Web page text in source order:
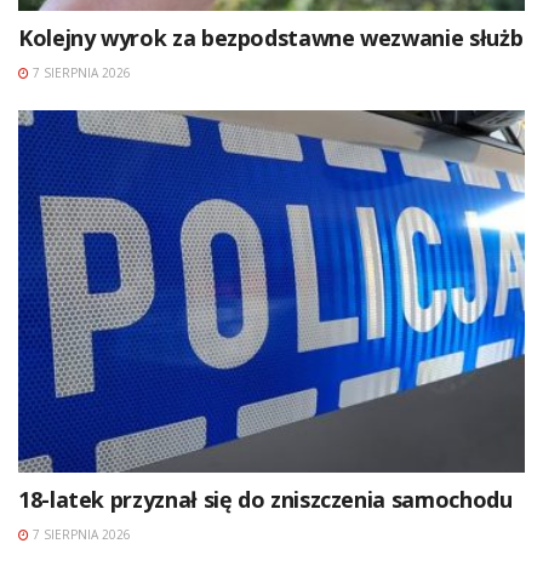
Kolejny wyrok za bezpodstawne wezwanie służb
7 SIERPNIA 2026
18-latek przyznał się do zniszczenia samochodu
7 SIERPNIA 2026